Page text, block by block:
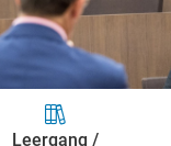
Leergang /